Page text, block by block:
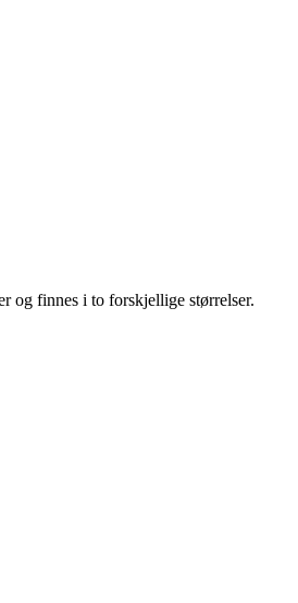
og finnes i to forskjellige størrelser.